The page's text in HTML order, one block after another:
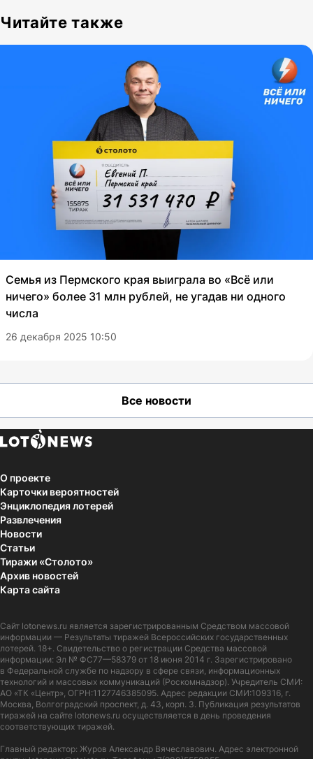
Читайте также
Семья из Пермского края выиграла во «Всё или
ничего» более 31 млн рублей, не угадав ни одного
числа
26 декабря 2025 10:50
Все новости
О проекте
Карточки вероятностей
Энциклопедия лотерей
Развлечения
Новости
Статьи
Тиражи «Столото»
Архив новостей
Карта сайта
Сайт lotonews.ru является зарегистрированным Средством массовой
информации — Результаты тиражей Всероссийских государственных
лотерей. 18+. Свидетельство о регистрации Средства массовой
информации: Эл № ФС77—58379 от 18 июня 2014 г. Зарегистрировано
в Федеральной службе по надзору в сфере связи, информационных
технологий и массовых коммуникаций (Роскомнадзор). Учредитель СМИ:
АО «ТК «Центр», ОГРН:1127746385095. Адрес редакции СМИ:109316, г.
Москва, Волгоградский проспект, д. 43, корп. 3. Публикация результатов
тиражей на сайте lotonews.ru осуществляется в день проведения
соответствующих тиражей.
Главный редактор: Журов Александр Вячеславович. Адрес электронной